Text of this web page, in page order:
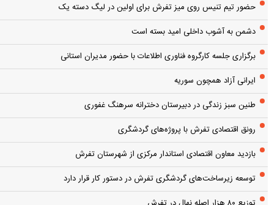
حضور تیم تنیس روی میز تفرش برای اولین در لیگ دسته یک
دشمن به آشوب داخلی امید بسته است
برگزاری جلسه کارگروه فناوری اطلاعات با حضور مدیران استانی
ایرانی آزاد همچون سوریه
طنین سبز زندگی در دبیرستان دخترانه سرهنگ غفوری
رونق اقتصادی تفرش با پروژه‌های گردشگری
بازدید معاون اقتصادی استاندار مرکزی از شهرستان تفرش
توسعه زیرساخت‌های گردشگری تفرش در دستور کار قرار دارد